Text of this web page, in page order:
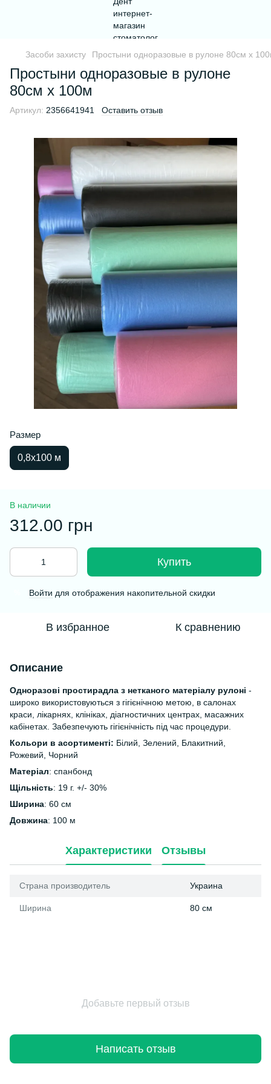
Засоби захисту Простыни одноразовые в рулоне 80см х
Простыни одноразовые в рулоне
80см х 100м
Артикул: 2356641941 Оставить отзыв
Размер
0,8х100 м
В наличии
312.00 грн
Купить
Войти для отображения накопительной скидки
В избранное К сравнению
Описание
Одноразові простирадла з нетканого матеріалу рулоні -
широко використовуються з гігієнічною метою, в салонах
краси, лікарнях, клініках, діагностичних центрах, масажних
кабінетах. Забезпечують гігієнічність під час процедури.
Кольори в асортименті: Білий, Зелений, Блакитний,
Рожевий, Чорний
Матеріал: спанбонд
Щільність: 19 г. +/- 30%
Ширина: 60 см
Довжина: 100 м
Характеристики Отзывы
Страна производитель Украина
Ширина 80 см
Добавьте первый отзыв
Написать отзыв